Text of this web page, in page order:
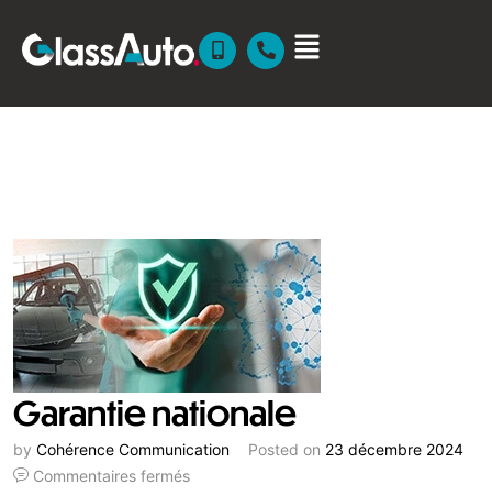
Garantie nationale
by Cohérence Communication Posted on 23 décembre 2024
Commentaires fermés